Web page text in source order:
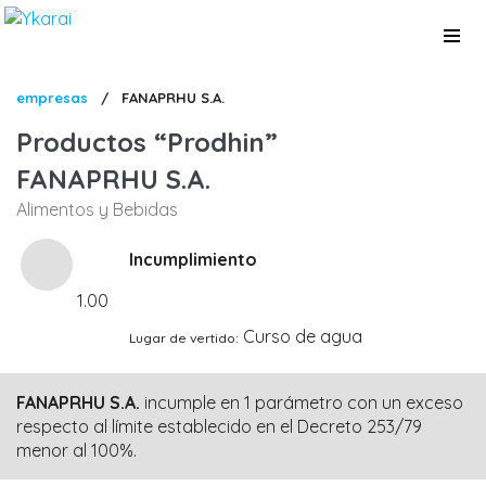
Pasar
Sobrescribir
enlaces
de
ayuda
a
la
navegación
empresas / FANAPRHU S.A.
Productos
Prodhin
FANAPRHU S.A.
Alimentos y Bebidas
Incumplimiento
1.00
Lugar de vertido Curso de agua
FANAPRHU S.A. incumple en 1 parámetro con un exceso
respecto al límite establecido en el Decreto 253/79
menor al 100%.